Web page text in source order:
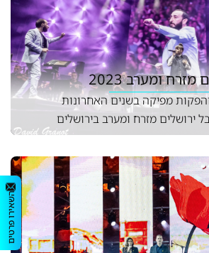
השאירו פרטים
ומערב 2023
מפיקה בשנים האחרונות
ירושלים מזרח ומערב בירושלים